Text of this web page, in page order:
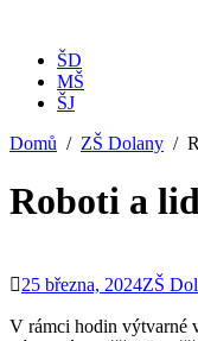
ŠD
MŠ
ŠJ
Domů
ZŠ Dolany
Roboti a
25 března, 2024ZŠ
V rámci hodin výtvarné